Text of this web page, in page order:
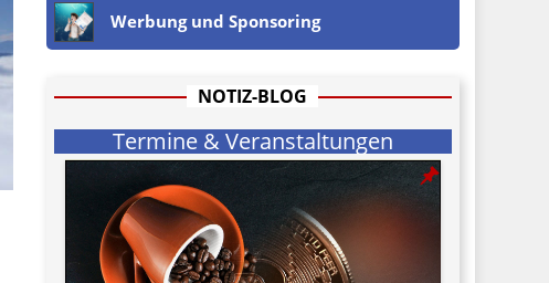
Werbung und Sponsoring
NOTIZ-BLOG
Termine & Veranstaltungen